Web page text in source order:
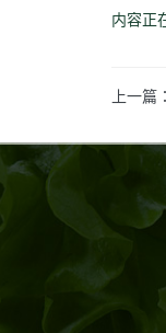
内容正
上一篇